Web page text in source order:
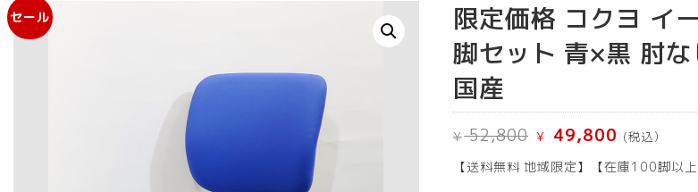
セール
限定価格 コクヨ イ
脚セット 青×黒 肘
国産
¥52,800 元
の
価
格
¥ 49,800 現
在
の
価
(税込）
【送料無料 地域限定】【在庫100脚以上